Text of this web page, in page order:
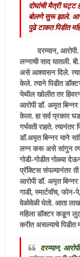
दोघांची मैत्री
बोलणे सुरू झाले.
पुढे टाकत पिडीत
दरम्यान, आरोपी.
लग्नाची साद घातली.
असे आश्वासन दिले.
केले. त्याने पिडीत
येथील खोलीत तर
आरोपी डॉ. अमृत
केला. हा सर्व प्रकार
गर्भवती राहते.
डॉ.अमृत बिन्नर याने
लग्न करू असे सांगुन
गोडी-गोडीत गोळ्या
प्रॅक्टिस संपल्यानंतर
आरोपी डॉ. अमृत बिन्नर
गाडी, स्मार्टवॉच,
वेळोवेळी घेतो. आता
महिला डॉक्टर कडून
करीत असल्याचे पिडीत
दरम्यान,